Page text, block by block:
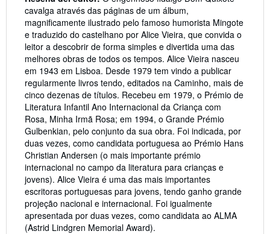
cavalga através das páginas de um álbum,
magnificamente ilustrado pelo famoso humorista Mingote
e traduzido do castelhano por Alice Vieira, que convida o
leitor a descobrir de forma simples e divertida uma das
melhores obras de todos os tempos. Alice Vieira nasceu
em 1943 em Lisboa. Desde 1979 tem vindo a publicar
regularmente livros tendo, editados na Caminho, mais de
cinco dezenas de títulos. Recebeu em 1979, o Prémio de
Literatura Infantil Ano Internacional da Criança com
Rosa, Minha Irmã Rosa; em 1994, o Grande Prémio
Gulbenkian, pelo conjunto da sua obra. Foi indicada, por
duas vezes, como candidata portuguesa ao Prémio Hans
Christian Andersen (o mais importante prémio
internacional no campo da literatura para crianças e
jovens). Alice Vieira é uma das mais importantes
escritoras portuguesas para jovens, tendo ganho grande
projeção nacional e internacional. Foi igualmente
apresentada por duas vezes, como candidata ao ALMA
(Astrid Lindgren Memorial Award).